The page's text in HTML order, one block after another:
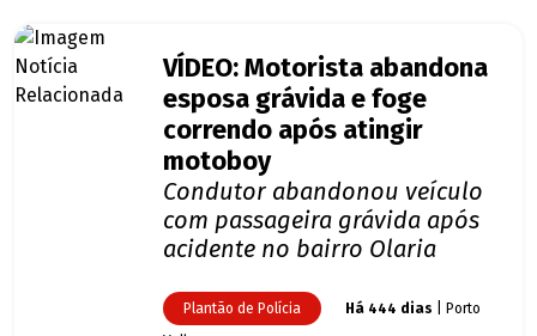
VÍDEO: Motorista abandona
esposa grávida e foge
correndo após atingir
motoboy
Condutor abandonou veículo
com passageira grávida após
acidente no bairro Olaria
Plantão de Polícia Há 444 dias | Porto